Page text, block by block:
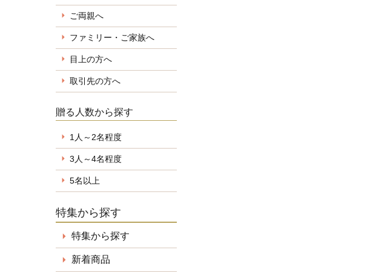
ご両親へ
ファミリー・ご家族へ
目上の方へ
取引先の方へ
贈る人数から探す
1人～2名程度
3人～4名程度
5名以上
特集から探す
特集から探す
新着商品